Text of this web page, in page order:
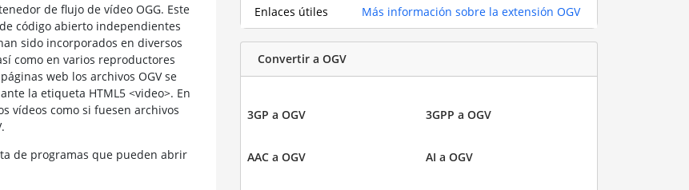
de flujo de vídeo OGG. Este
código abierto independientes
sido incorporados en diversos
como en varios reproductores
web los archivos OGV se
la etiqueta HTML5 <video>. En
vídeos como si fuesen archivos
de programas que pueden abrir
Enlaces útiles Más información sobre la extensión OGV
Convertir a OGV
3GP a OGV 3GPP a OGV
AAC a OGV AI a OGV